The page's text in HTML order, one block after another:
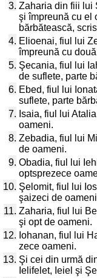
3. Zaharia din fiii lui
şi împreună cu el
bărbătească,
4. Elioenai, fiul lui
împreună cu
5. Şecania, fiul lui
de suflete, parte
6. Ebed, fiul lui
suflete, parte
7. Isaia, fiul lui
oameni.
8. Zebadia, fiul lui
de oameni.
9. Obadia, fiul lui
optsprezece
10. Şelomit, fiul lui
şaizeci de
11. Zaharia, fiul lui
şi opt de oameni.
12. Iohanan, fiul lui
zece oameni.
13. Şi cei din urmă
Ielifelet, Ieiel şi